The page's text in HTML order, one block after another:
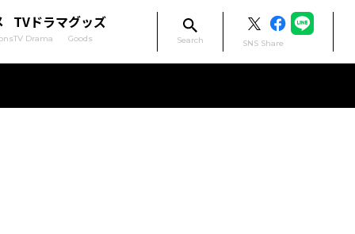
TVドラマ
TV Drama
グッズ
Goods Search SNS Share